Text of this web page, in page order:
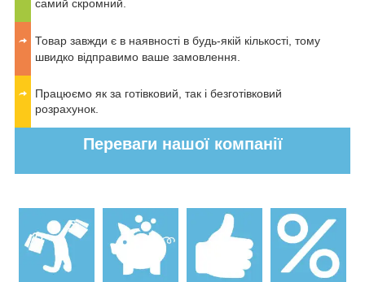
самий скромний.
Товар завжди є в наявності в будь-якій кількості, тому
швидко відправимо ваше замовлення.
Працюємо як за готівковий, так і безготівковий
розрахунок.
Переваги нашої компанії